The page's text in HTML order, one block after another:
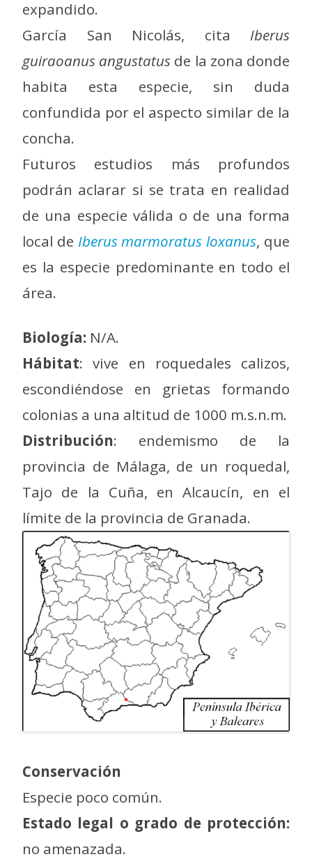
expandido.
García San Nicolás, cita Iberus
guiraoanus angustatus de la zona donde
habita esta especie, sin duda
confundida por el aspecto similar de la
concha.
Futuros estudios más profundos
podrán aclarar si se trata en realidad
de una especie válida o de una forma
local de Iberus marmoratus loxanus, que
es la especie predominante en todo el
área.
Biología: N/A.
Hábitat: vive en roquedales calizos,
escondiéndose en grietas formando
colonias a una altitud de 1000 m.s.n.m.
Distribución: endemismo de la
provincia de Málaga, de un roquedal,
Tajo de la Cuña, en Alcaucín, en el
límite de la provincia de Granada.
Conservación
Especie poco común.
Estado legal o grado de protección:
no amenazada.